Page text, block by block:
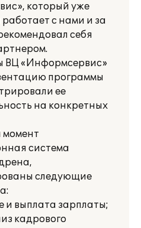
который уже
работает с нами и за
себя
ВЦ «Информсервис»
программы
ее
на конкретных
система
следующие
и выплата зарплаты;
кадрового